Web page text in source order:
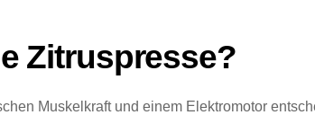
Zitruspresse?
Muskelkraft und einem Elektromotor